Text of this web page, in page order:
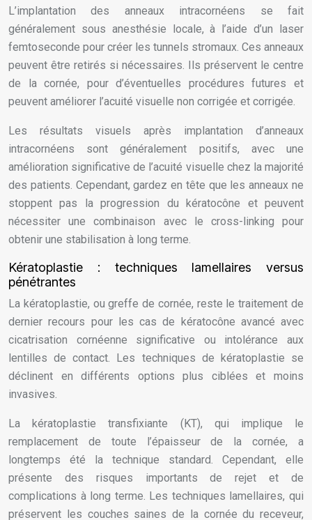
L’implantation des anneaux intracornéens se fait
généralement sous anesthésie locale, à l’aide d’un laser
femtoseconde pour créer les tunnels stromaux. Ces anneaux
peuvent être retirés si nécessaires. Ils préservent le centre
de la cornée, pour d’éventuelles procédures futures et
peuvent améliorer l’acuité visuelle non corrigée et corrigée.
Les résultats visuels après implantation d’anneaux
intracornéens sont généralement positifs, avec une
amélioration significative de l’acuité visuelle chez la majorité
des patients. Cependant, gardez en tête que les anneaux ne
stoppent pas la progression du kératocône et peuvent
nécessiter une combinaison avec le cross-linking pour
obtenir une stabilisation à long terme.
Kératoplastie : techniques lamellaires versus
pénétrantes
La kératoplastie, ou greffe de cornée, reste le traitement de
dernier recours pour les cas de kératocône avancé avec
cicatrisation cornéenne significative ou intolérance aux
lentilles de contact. Les techniques de kératoplastie se
déclinent en différents options plus ciblées et moins
invasives.
La kératoplastie transfixiante (KT), qui implique le
remplacement de toute l’épaisseur de la cornée, a
longtemps été la technique standard. Cependant, elle
présente des risques importants de rejet et de
complications à long terme. Les techniques lamellaires, qui
préservent les couches saines de la cornée du receveur,